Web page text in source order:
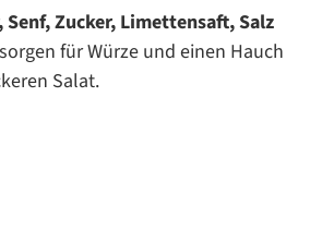
Zucker, Limettensaft, Salz
sorgen für Würze und einen Hauch
Salat.